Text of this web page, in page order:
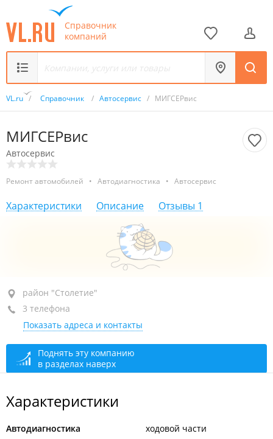
Справочник
компаний
VL.ru / Справочник / Автосервис / МИГСЕРвис
МИГСЕРвис
Автосервис
Ремонт автомобилей • Автодиагностика • Автосервис
Характеристики Описание Отзывы 1
район "Столетие", ул. Днепровская, 25Д стр. 6
+7 (423) 297-89-13
+7 953 202-20-27
+7 904 627-89-13
сегодня закрыто
район "Столетие"
3 телефона
Показать адреса и контакты
Поднять эту компанию
в разделах наверх
Характеристики
Автодиагностика ходовой части